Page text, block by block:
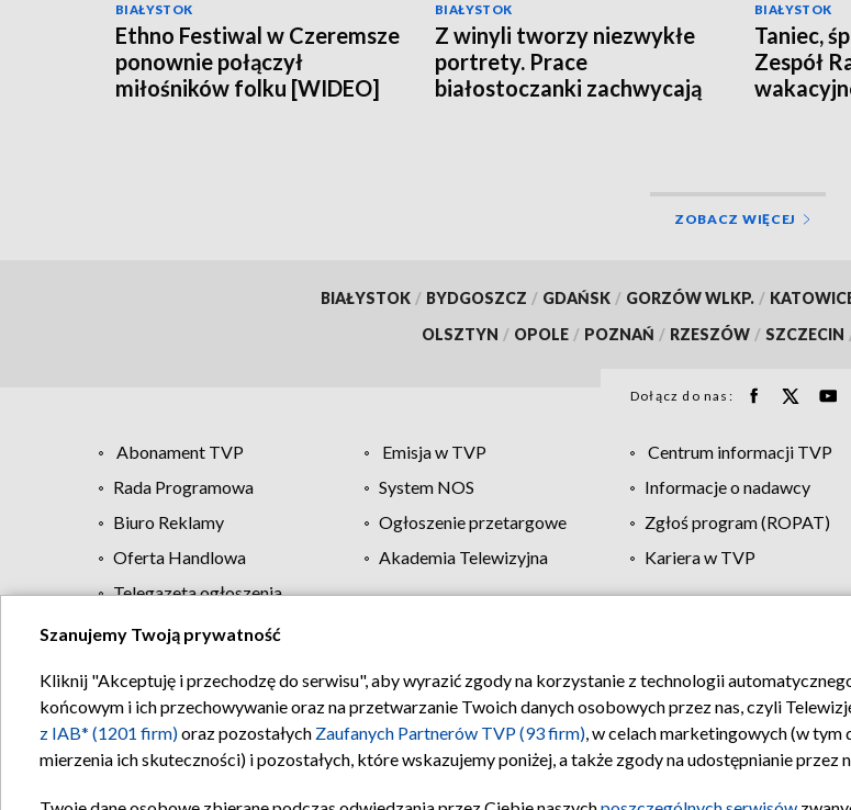
BIAŁYSTOK
Ethno Festiwal w Czeremsze
ponownie połączył
miłośników folku [WIDEO]
BIAŁYSTOK
Z winyli tworzy niezwykłe
portrety. Prace
białostoczanki zachwycają
BIAŁYSTOK
Taniec,
Zespół
ZOBACZ WIĘCEJ
BIAŁYSTOK / BYDGOSZCZ / GDAŃSK / GORZÓW WLKP. /
OLSZTYN / OPOLE / POZNAŃ / RZESZÓW / SZCZECIN
Dołącz do nas:
Abonament TVP Emisja w TVP Centrum informacji TVP
Rada Programowa
System NOS Informacje o nadawcy
Biuro Reklamy
Ogłoszenie przetargowe Zgłoś program (ROPAT)
Oferta Handlowa
Akademia Telewizyjna Kariera w TVP
Telegazeta ogłoszenia
Regulamin TVP Polityka prywatności Moje zgody
Szanujemy Twoją prywatność
Kliknij "Akceptuję i przechodzę do serwisu", aby wyrazić zgody na korzystanie z technologii
końcowym i ich przechowywanie oraz na przetwarzanie Twoich danych osobowych przez nas, czyli
z IAB* (1201 firm)oraz pozostałych Zaufanych Partnerów TVP (93 firm), w celach marketingowych (w
mierzenia ich skuteczności) i pozostałych, które wskazujemy poniżej, a także zgody na udostępnianie